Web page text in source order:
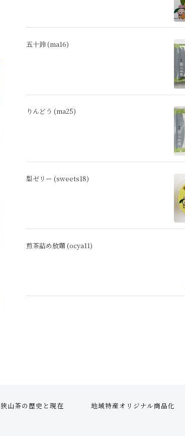
五十鈴 (ma16)
りんどう (ma25)
梨ゼリー (sweets18)
煎茶詰め放題 (ocya11)
狭山茶の歴史と現在 地域特産オリジナル商品化